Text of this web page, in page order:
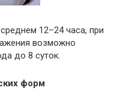
12–24 часа, при
возможно
до 8 суток.
форм